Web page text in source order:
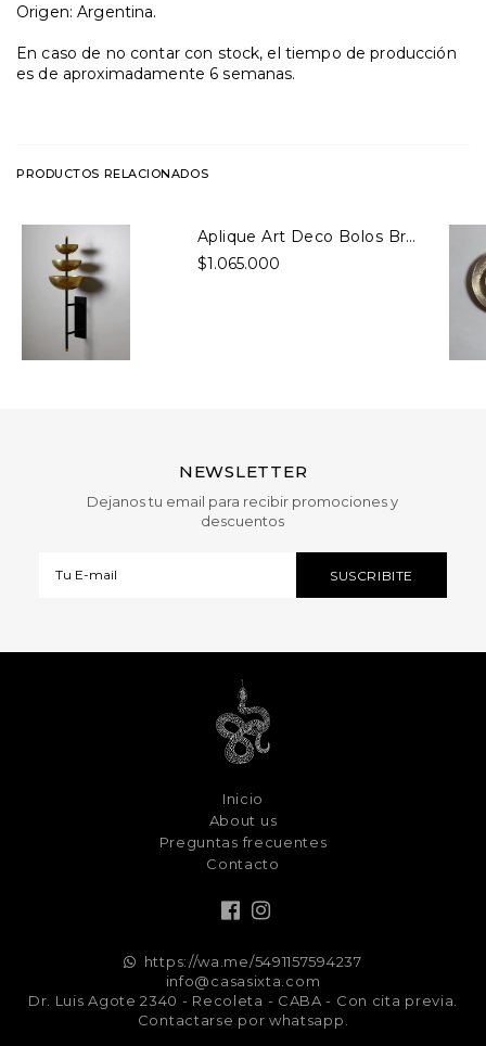
Origen: Argentina.
En caso de no contar con stock, el tiempo de producción
es de aproximadamente 6 semanas.
PRODUCTOS RELACIONADOS
Aplique Art Deco Bolos Bronce
$1.065.000
NEWSLETTER
Dejanos tu email para recibir promociones y
descuentos
Inicio
About us
Preguntas frecuentes
Contacto
https://wa.me/5491157594237
info@casasixta.com
Dr. Luis Agote 2340 - Recoleta - CABA - Con cita previa.
Contactarse por whatsapp.